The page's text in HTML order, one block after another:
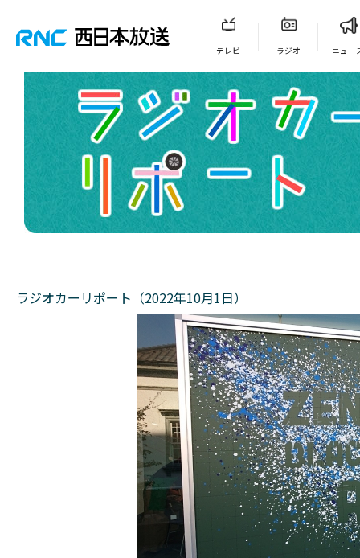
テレビ ラジオ ニュー
ラジオカーリポート（2022年10月1日）